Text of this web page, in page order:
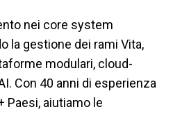
nei core system
la gestione dei rami Vita,
modulari, cloud-
Con 40 anni di esperienza
Paesi, aiutiamo le